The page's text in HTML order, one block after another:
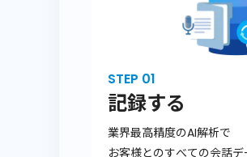
STEP 01
記録する
業界最高精度のAI解析で
お客様とのすべての会話